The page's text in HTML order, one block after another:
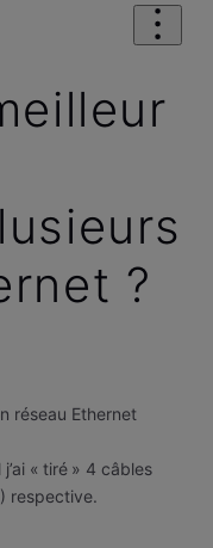
?
réseau Ethernet
« tiré » 4 câbles
respective.